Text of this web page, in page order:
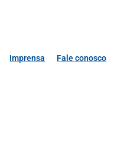
Imprensa Fale conosco